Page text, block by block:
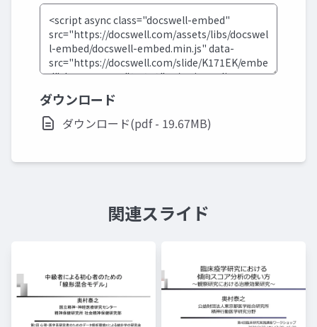
ダウンロード
ダウンロード(pdf - 19.67MB)
関連スライド